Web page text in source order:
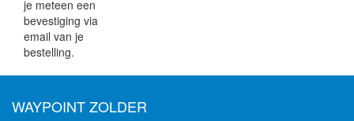
je meteen een
bevestiging via
email van je
bestelling.
WAYPOINT ZOLDER